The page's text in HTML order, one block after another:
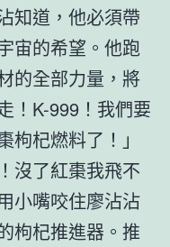
知道，他必須帶
宙的希望。他跑
的全部力量，將
！K-999！我們要
杞燃料了！」
沒了紅棗我飛不
小嘴咬住廖沾沾
枸杞推進器。推